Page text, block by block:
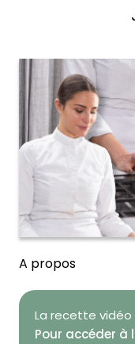
A propos
La recette vidéo
Pour accéder à